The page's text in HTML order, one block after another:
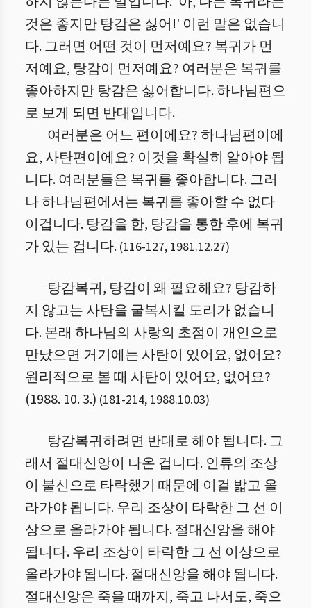
것은 좋지만 탕감은 싫어!' 이런 말은 없습니
다. 그러면 어떤 것이 먼저예요? 복귀가 먼
저예요, 탕감이 먼저예요? 여러분은 복귀를
좋아하지만 탕감은 싫어합니다. 하나님편으
로 보게 되면 반대입니다.
여러분은 어느 편이에요? 하나님편이에
요, 사탄편이에요? 이것을 확실히 알아야 됩
니다. 여러분들은 복귀를 좋아합니다.그러
나 하나님편에서는 복귀를 좋아할 수 없다
이겁니다. 탕감을 한, 탕감을 통한 후에 복귀
가 있는 겁니다. (116-127, 1981.12.27)
탕감복귀, 탕감이 왜 필요해요? 탕감하
지 않고는 사탄을 굴복시킬 도리가 없습니
다. 본래 하나님의 사랑의 초점이 개인으로
만났으면 거기에는 사탄이 있어요, 없어요?
원리적으로 볼 때 사탄이 있어요, 없어요?
(1988. 10. 3.) (181-214, 1988.10.03)
탕감복귀하려면 반대로 해야 됩니다. 그
래서 절대신앙이 나온 겁니다. 인류의 조상
이 불신으로 타락했기 때문에 이걸 밟고 올
라가야 됩니다. 우리 조상이 타락한 그 선 이
상으로 올라가야 됩니다. 절대신앙을 해야
됩니다. 우리 조상이 타락한 그 선 이상으로
올라가야 됩니다. 절대신앙을 해야 됩니다.
절대신앙은 죽을 때까지, 죽고 나서도, 죽으